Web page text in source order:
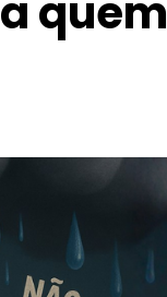
quem